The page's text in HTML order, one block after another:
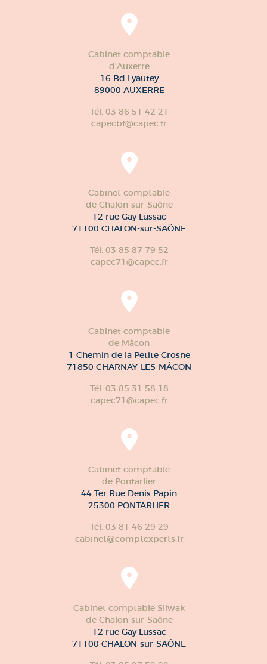
Cabinet comptable
d'Auxerre
16 Bd Lyautey
89000 AUXERRE
Tél. 03 86 51 42 21
capecbf@capec.fr
Cabinet comptable
de Chalon-sur-Saône
12 rue Gay Lussac
71100 CHALON-sur-SAÔNE
Tél. 03 85 87 79 52
capec71@capec.fr
Cabinet comptable
de Mâcon
1 Chemin de la Petite Grosne
71850 CHARNAY-LES-MÂCON
Tél. 03 85 31 58 18
capec71@capec.fr
Cabinet comptable
de Pontarlier
44 Ter Rue Denis Papin
25300 PONTARLIER
Tél. 03 81 46 29 29
cabinet@comptexperts.fr
Cabinet comptable Sliwak
de Chalon-sur-Saône
12 rue Gay Lussac
71100 CHALON-sur-SAÔNE